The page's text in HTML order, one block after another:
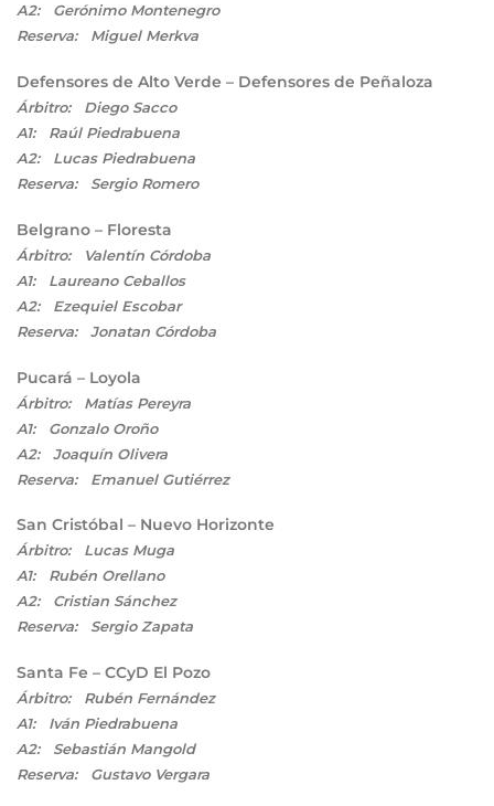
A2: Gerónimo Montenegro
Reserva: Miguel Merkva
Defensores de Alto Verde – Defensores de Peñaloza
Árbitro: Diego Sacco
A1: Raúl Piedrabuena
A2: Lucas Piedrabuena
Reserva: Sergio Romero
Belgrano – Floresta
Árbitro: Valentín Córdoba
A1: Laureano Ceballos
A2: Ezequiel Escobar
Reserva: Jonatan Córdoba
Pucará – Loyola
Árbitro: Matías Pereyra
A1: Gonzalo Oroño
A2: Joaquín Olivera
Reserva: Emanuel Gutiérrez
San Cristóbal – Nuevo Horizonte
Árbitro: Lucas Muga
A1: Rubén Orellano
A2: Cristian Sánchez
Reserva: Sergio Zapata
Santa Fe – CCyD El Pozo
Árbitro: Rubén Fernández
A1: Iván Piedrabuena
A2: Sebastián Mangold
Reserva: Gustavo Vergara